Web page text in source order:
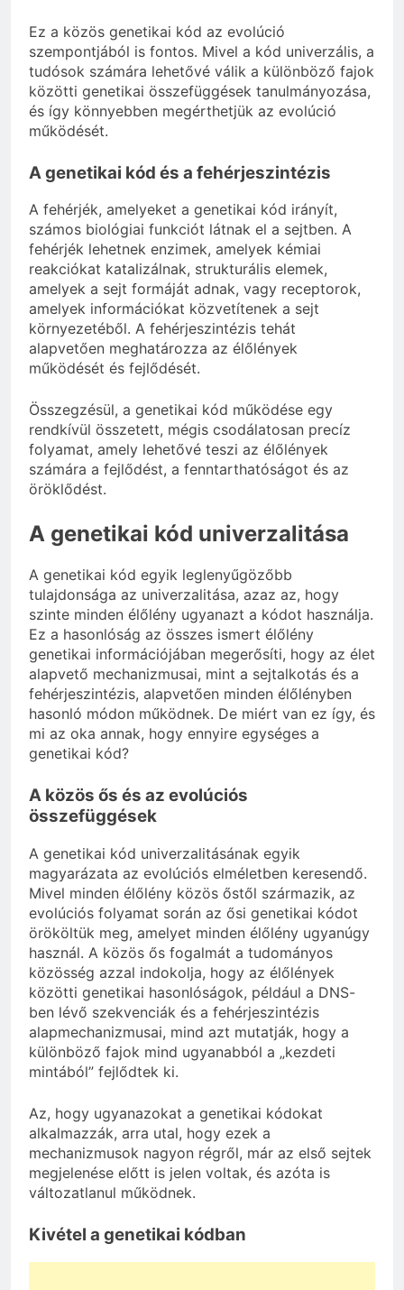
Ez a közös genetikai kód az evolúció
szempontjából is fontos. Mivel a kód univerzális, a
tudósok számára lehetővé válik a különböző fajok
közötti genetikai összefüggések tanulmányozása,
és így könnyebben megérthetjük az evolúció
működését.
A genetikai kód és a fehérjeszintézis
A fehérjék, amelyeket a genetikai kód irányít,
számos biológiai funkciót látnak el a sejtben. A
fehérjék lehetnek enzimek, amelyek kémiai
reakciókat katalizálnak, strukturális elemek,
amelyek a sejt formáját adnak, vagy receptorok,
amelyek információkat közvetítenek a sejt
környezetéből. A fehérjeszintézis tehát
alapvetően meghatározza az élőlények
működését és fejlődését.
Összegzésül, a genetikai kód működése egy
rendkívül összetett, mégis csodálatosan precíz
folyamat, amely lehetővé teszi az élőlények
számára a fejlődést, a fenntarthatóságot és az
öröklődést.
A genetikai kód univerzalitása
A genetikai kód egyik leglenyűgözőbb
tulajdonsága az univerzalitása, azaz az, hogy
szinte minden élőlény ugyanazt a kódot használja.
Ez a hasonlóság az összes ismert élőlény
genetikai információjában megerősíti, hogy az élet
alapvető mechanizmusai, mint a sejtalkotás és a
fehérjeszintézis, alapvetően minden élőlényben
hasonló módon működnek. De miért van ez így, és
mi az oka annak, hogy ennyire egységes a
genetikai kód?
A közös ős és az evolúciós
összefüggések
A genetikai kód univerzalitásának egyik
magyarázata az evolúciós elméletben keresendő.
Mivel minden élőlény közös őstől származik, az
evolúciós folyamat során az ősi genetikai kódot
örököltük meg, amelyet minden élőlény ugyanúgy
használ. A közös ős fogalmát a tudományos
közösség azzal indokolja, hogy az élőlények
közötti genetikai hasonlóságok, például a DNS-
ben lévő szekvenciák és a fehérjeszintézis
alapmechanizmusai, mind azt mutatják, hogy a
különböző fajok mind ugyanabból a „kezdeti
mintából” fejlődtek ki.
Az, hogy ugyanazokat a genetikai kódokat
alkalmazzák, arra utal, hogy ezek a
mechanizmusok nagyon régről, már az első sejtek
megjelenése előtt is jelen voltak, és azóta is
változatlanul működnek.
Kivétel a genetikai kódban